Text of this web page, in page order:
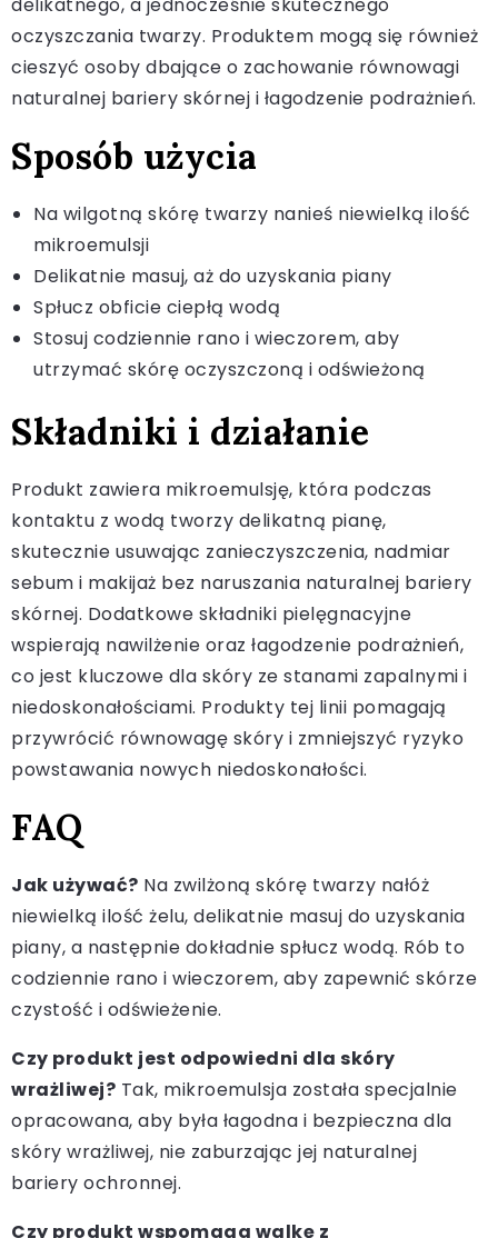
oczyszczania twarzy. Produktem mogą się również
cieszyć osoby dbające o zachowanie równowagi
naturalnej bariery skórnej i łagodzenie podrażnień.
Sposób użycia
Na wilgotną skórę twarzy nanieś niewielką ilość
mikroemulsji
Delikatnie masuj, aż do uzyskania piany
Spłucz obficie ciepłą wodą
Stosuj codziennie rano i wieczorem, aby
utrzymać skórę oczyszczoną i odświeżoną
Składniki i działanie
Produkt zawiera mikroemulsję, która podczas
kontaktu z wodą tworzy delikatną pianę,
skutecznie usuwając zanieczyszczenia, nadmiar
sebum i makijaż bez naruszania naturalnej bariery
skórnej. Dodatkowe składniki pielęgnacyjne
wspierają nawilżenie oraz łagodzenie podrażnień,
co jest kluczowe dla skóry ze stanami zapalnymi i
niedoskonałościami. Produkty tej linii pomagają
przywrócić równowagę skóry i zmniejszyć ryzyko
powstawania nowych niedoskonałości.
FAQ
Jak używać? Na zwilżoną skórę twarzy nałóż
niewielką ilość żelu, delikatnie masuj do uzyskania
piany, a następnie dokładnie spłucz wodą. Rób to
codziennie rano i wieczorem, aby zapewnić skórze
czystość i odświeżenie.
Czy produkt jest odpowiedni dla skóry
wrażliwej? Tak, mikroemulsja została specjalnie
opracowana, aby była łagodna i bezpieczna dla
skóry wrażliwej, nie zaburzając jej naturalnej
bariery ochronnej.
Czy produkt wspomaga walkę z